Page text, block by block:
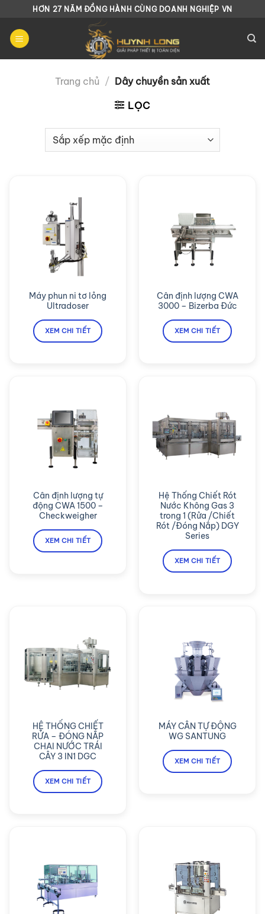
Chuyển
nội
dung
HƠN 27 NĂM ĐỒNG HÀNH CÙNG DOANH NGHIỆP VN
Trang chủ / Dây chuyền sản xuất
LỌC
Máy phun ni tơ lỏng
Ultradoser
XEM CHI TIẾT
Cân định lượng CWA
3000 – Bizerba Đức
XEM CHI TIẾT
Cân định lượng tự
động CWA 1500 –
Checkweigher
XEM CHI TIẾT
Hệ Thống Chiết Rót
Nước Không Gas 3
trong 1 (Rửa /Chiết
Rót /Đóng Nắp) DGY
Series
XEM CHI TIẾT
HỆ THỐNG CHIẾT
RỬA – ĐÓNG NẮP
CHAI NƯỚC TRÁI
CÂY 3 IN1 DGC
XEM CHI TIẾT
MÁY CÂN TỰ ĐỘNG
WG SANTUNG
XEM CHI TIẾT